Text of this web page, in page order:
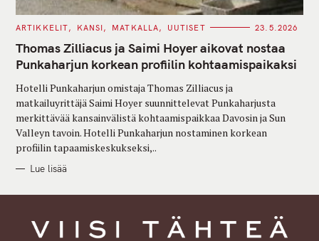
C
T
E
G
O
I
S
ARTIKKELIT KANSI MATKALLA UUTISET 23.5.2026
Thomas Zilliacus ja Saimi Hoyer aikovat nostaa
Punkaharjun korkean profiilin kohtaamispaikaksi
Hotelli Punkaharjun omistaja Thomas Zilliacus ja
matkailuyrittäjä Saimi Hoyer suunnittelevat Punkaharjusta
merkittävää kansainvälistä kohtaamispaikkaa Davosin ja Sun
Valleyn tavoin. Hotelli Punkaharjun nostaminen korkean
profiilin tapaamiskeskukseksi,..
Lue lisää